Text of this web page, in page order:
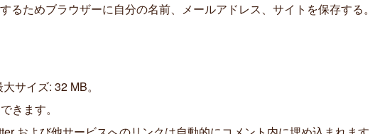
*
るためブラウザーに自分の名前、メールアドレス、サイトを保存する。
サイズ: 32 MB。
きます。